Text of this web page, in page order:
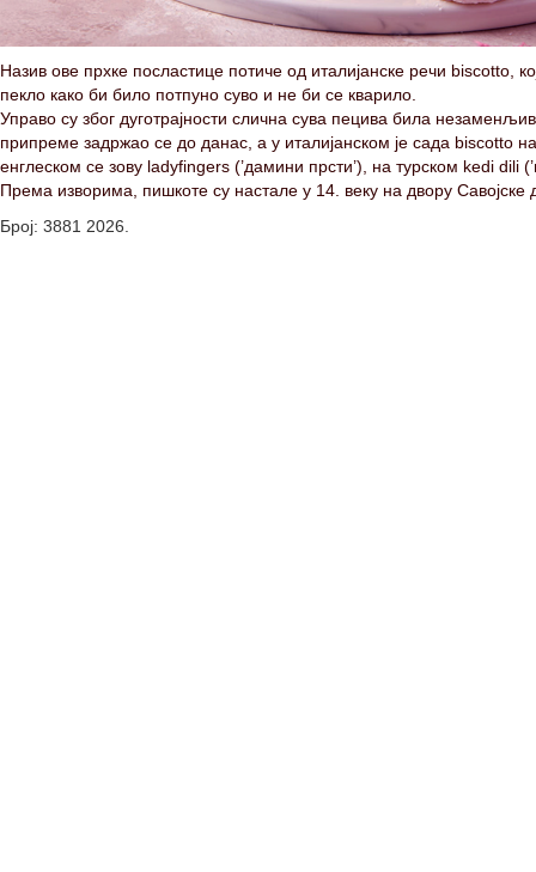
Назив ове прхке посластице потиче од италијанске речи biscotto,
пекло како би било потпуно суво и не би се кварило.
Управо су због дуготрајности слична сува пецива била
припреме задржао се до данас, а у италијанском је сада biscotto
енглеском се зову ladyfingers (’дамини прсти’), на турском kedi dili
Према изворима, пишкоте су настале у 14. веку на двору
Број: 3881 2026.